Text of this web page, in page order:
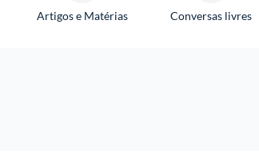
Artigos e Matérias Conversas livres